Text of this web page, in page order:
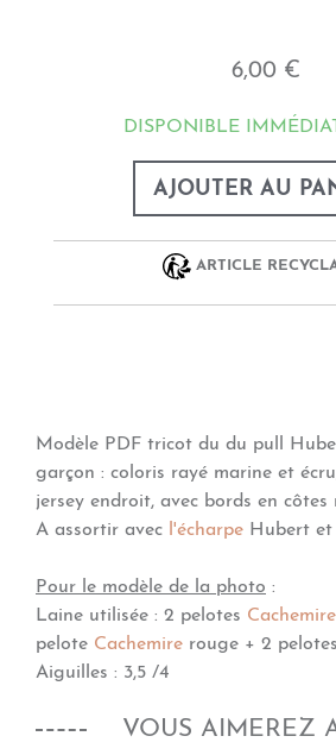
6,00 €
DISPONIBLE
AJOUTER AU
ARTICLE
Modèle PDF tricot du du pull
garçon : coloris rayé marine et
jersey endroit, avec bords en côtes
A assortir avec l'écharpe Hubert et
Pour le modèle de la photo :
Laine utilisée : 2 pelotes Cachemire
pelote Cachemire rouge + 2 pelotes
Aiguilles : 3,5 /4
VOUS AIMEREZ